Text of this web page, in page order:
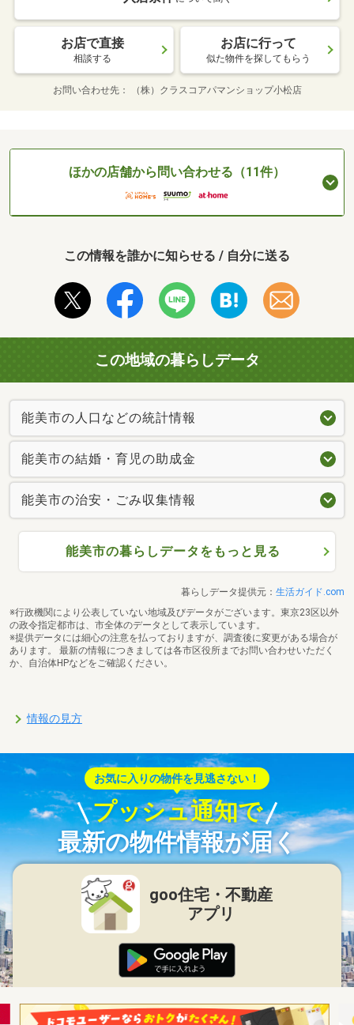
お店で直接
相談する
お店に行って
似た物件を探してもらう
お問い合わせ先 （株）クラスコアパマンショップ小松店
ほかの店舗から問い合わせる（11件）
この情報を誰かに知らせる / 自分に送る
この地域の暮らしデータ
能美市の人口などの統計情報
能美市の結婚・育児の助成金
能美市の治安・ごみ収集情報
能美市の暮らしデータをもっと見る
暮らしデータ提供元： 生活ガイド.com
※行政機関により公表していない地域及びデータがございます。東京23区以外
の政令指定都市は、市全体のデータとして表示しています。
※提供データには細心の注意を払っておりますが、調査後に変更がある場合が
あります。 最新の情報につきましては各市区役所までお問い合わせいただく
か、自治体HPなどをご確認ください。
情報の見方
お気に入りの物件を見逃さない！
プッシュ通知で
最新の物件情報が届く
goo住宅・不動産
アプリ